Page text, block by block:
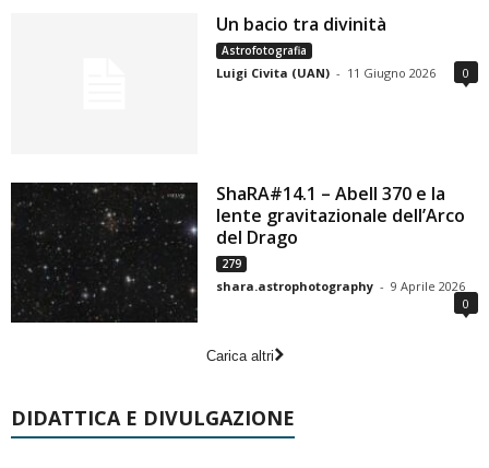
Un bacio tra divinità
Astrofotografia
Luigi Civita (UAN) - 11 Giugno 2026 0
ShaRA#14.1 – Abell 370 e la
lente gravitazionale dell’Arco
del Drago
279
shara.astrophotography - 9 Aprile 2026
0
Carica altri
DIDATTICA E DIVULGAZIONE